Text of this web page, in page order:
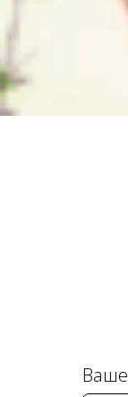
Ваше